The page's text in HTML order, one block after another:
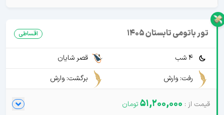
تور باتومی تابستان 1405 اقساطی
4 شب
قصر شایان
رفت: وارش
برگشت: وارش
51,200,000